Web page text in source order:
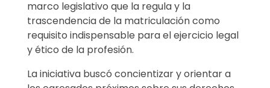
E
s
marco legislativo que la regula y la
trascendencia de la matriculación como
requisito indispensable para el ejercicio legal
y ético de la profesión.
La iniciativa buscó concientizar y orientar a